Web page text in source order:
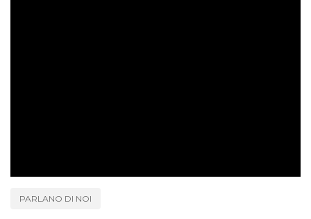
PARLANO DI NOI